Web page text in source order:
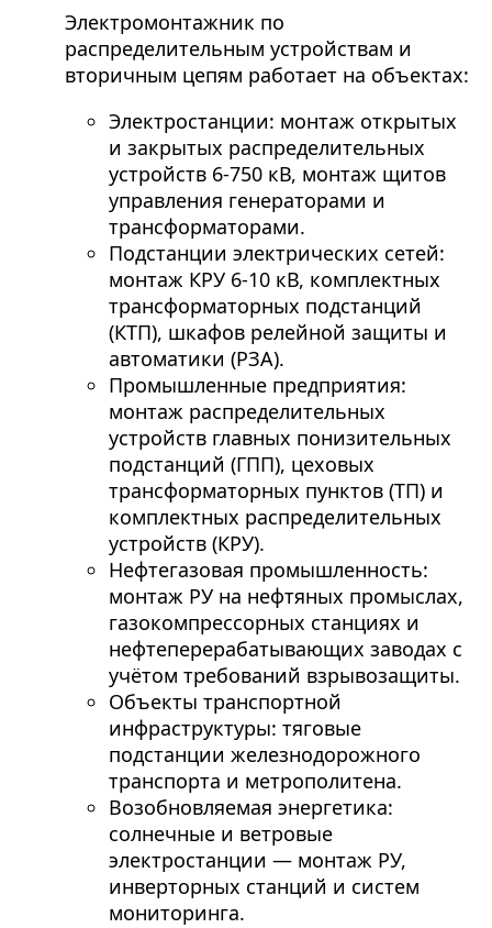
Электромонтажник по
распределительным устройствам и
вторичным цепям работает на объектах:
Электростанции: монтаж открытых
и закрытых распределительных
устройств 6-750 кВ, монтаж щитов
управления генераторами и
трансформаторами.
Подстанции электрических сетей:
монтаж КРУ 6-10 кВ, комплектных
трансформаторных подстанций
(КТП), шкафов релейной защиты и
автоматики (РЗА).
Промышленные предприятия:
монтаж распределительных
устройств главных понизительных
подстанций (ГПП), цеховых
трансформаторных пунктов (ТП) и
комплектных распределительных
устройств (КРУ).
Нефтегазовая промышленность:
монтаж РУ на нефтяных промыслах,
газокомпрессорных станциях и
нефтеперерабатывающих заводах с
учётом требований взрывозащиты.
Объекты транспортной
инфраструктуры: тяговые
подстанции железнодорожного
транспорта и метрополитена.
Возобновляемая энергетика:
солнечные и ветровые
электростанции — монтаж РУ,
инверторных станций и систем
мониторинга.